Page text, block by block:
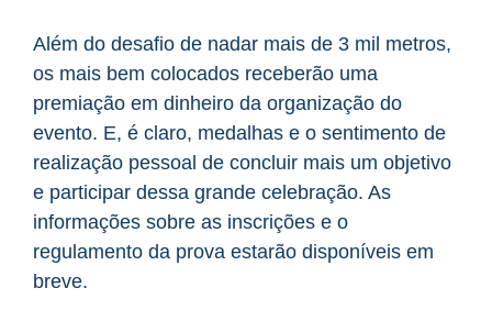
Além do desafio de nadar mais de 3 mil metros,
os mais bem colocados receberão uma
premiação em dinheiro da organização do
evento. E, é claro, medalhas e o sentimento de
realização pessoal de concluir mais um objetivo
e participar dessa grande celebração. As
informações sobre as inscrições e o
regulamento da prova estarão disponíveis em
breve.